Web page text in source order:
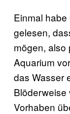
Einmal
gelesen,
mögen, also
Aquarium
das Wasser
Blöderweise
Vorhaben